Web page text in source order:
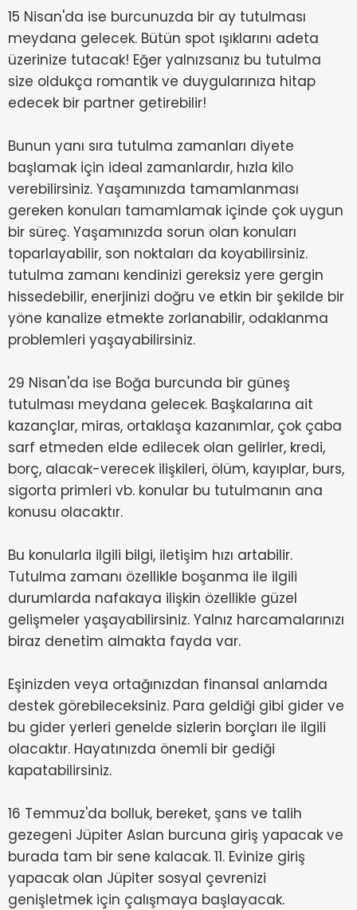
15 Nisan'da ise burcunuzda bir ay tutulması
meydana gelecek. Bütün spot ışıklarını adeta
üzerinize tutacak! Eğer yalnızsanız bu tutulma
size oldukça romantik ve duygularınıza hitap
edecek bir partner getirebilir!
Bunun yanı sıra tutulma zamanları diyete
başlamak için ideal zamanlardır, hızla kilo
verebilirsiniz. Yaşamınızda tamamlanması
gereken konuları tamamlamak içinde çok uygun
bir süreç. Yaşamınızda sorun olan konuları
toparlayabilir, son noktaları da koyabilirsiniz.
tutulma zamanı kendinizi gereksiz yere gergin
hissedebilir, enerjinizi doğru ve etkin bir şekilde bir
yöne kanalize etmekte zorlanabilir, odaklanma
problemleri yaşayabilirsiniz.
29 Nisan'da ise Boğa burcunda bir güneş
tutulması meydana gelecek. Başkalarına ait
kazançlar, miras, ortaklaşa kazanımlar, çok çaba
sarf etmeden elde edilecek olan gelirler, kredi,
borç, alacak-verecek ilişkileri, ölüm, kayıplar, burs,
sigorta primleri vb. konular bu tutulmanın ana
konusu olacaktır.
Bu konularla ilgili bilgi, iletişim hızı artabilir.
Tutulma zamanı özellikle boşanma ile ilgili
durumlarda nafakaya ilişkin özellikle güzel
gelişmeler yaşayabilirsiniz. Yalnız harcamalarınızı
biraz denetim almakta fayda var.
Eşinizden veya ortağınızdan finansal anlamda
destek görebileceksiniz. Para geldiği gibi gider ve
bu gider yerleri genelde sizlerin borçları ile ilgili
olacaktır. Hayatınızda önemli bir gediği
kapatabilirsiniz.
16 Temmuz'da bolluk, bereket, şans ve talih
gezegeni Jüpiter Aslan burcuna giriş yapacak ve
burada tam bir sene kalacak. 11. Evinize giriş
yapacak olan Jüpiter sosyal çevrenizi
genişletmek için çalışmaya başlayacak.